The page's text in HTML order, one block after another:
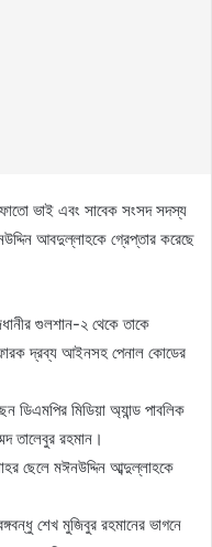
ফুফাতো ভাই এবং সাবেক সংসদ সদস্য
আবদুল্লাহকে গ্রেপ্তার করেছে
গুলশান-২ থেকে তাকে
দ্রব্য আইনসহ পেনাল কোডের
ডিএমপির মিডিয়া অ্যান্ড পাবলিক
তালেবুর রহমান।
ছেলে মঈনউদ্দিন আব্দুল্লাহকে
শেখ মুজিবুর রহমানের ভাগনে